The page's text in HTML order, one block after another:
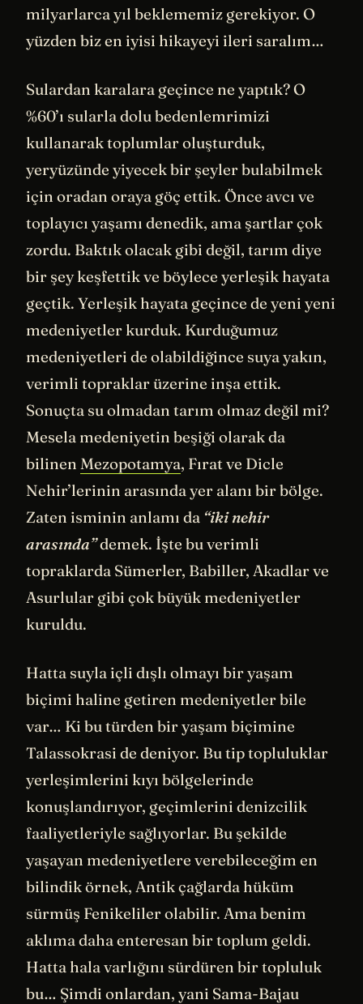
milyarlarca yıl beklememiz gerekiyor. O
yüzden biz en iyisi hikayeyi ileri saralım…
Sulardan karalara geçince ne yaptık? O
%60’ı sularla dolu bedenlemrimizi
kullanarak toplumlar oluşturduk,
yeryüzünde yiyecek bir şeyler bulabilmek
için oradan oraya göç ettik. Önce avcı ve
toplayıcı yaşamı denedik, ama şartlar çok
zordu. Baktık olacak gibi değil, tarım diye
bir şey keşfettik ve böylece yerleşik hayata
geçtik. Yerleşik hayata geçince de yeni yeni
medeniyetler kurduk. Kurduğumuz
medeniyetleri de olabildiğince suya yakın,
verimli topraklar üzerine inşa ettik.
Sonuçta su olmadan tarım olmaz değil mi?
Mesela medeniyetin beşiği olarak da
bilinen Mezopotamya, Fırat ve Dicle
Nehir’lerinin arasında yer alanı bir bölge.
Zaten isminin anlamı da “iki nehir
arasında”demek. İşte bu verimli
topraklarda Sümerler, Babiller, Akadlar ve
Asurlular gibi çok büyük medeniyetler
kuruldu.
Hatta suyla içli dışlı olmayı bir yaşam
biçimi haline getiren medeniyetler bile
var… Ki bu türden bir yaşam biçimine
Talassokrasi de deniyor. Bu tip topluluklar
yerleşimlerini kıyı bölgelerinde
konuşlandırıyor, geçimlerini denizcilik
faaliyetleriyle sağlıyorlar. Bu şekilde
yaşayan medeniyetlere verebileceğim en
bilindik örnek, Antik çağlarda hüküm
sürmüş Fenikeliler olabilir. Ama benim
aklıma daha enteresan bir toplum geldi.
Hatta hala varlığını sürdüren bir topluluk
bu… Şimdi onlardan, yani Sama-Bajau